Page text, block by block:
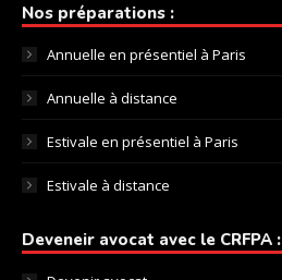
Nos préparations :
Annuelle en présentiel à Paris
Annuelle à distance
Estivale en présentiel à Paris
Estivale à distance
Deveneir avocat avec le CRFPA :